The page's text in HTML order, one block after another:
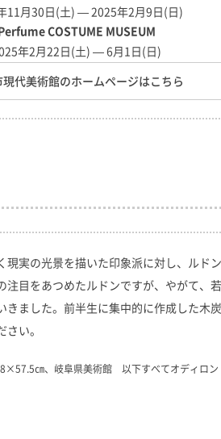
11月30日(土) — 2025年2月9日(日)
COSTUME MUSEUM
年2月22日(土) — 6月1日(日)
現代美術館のホームページはこちら
実の光景を描いた印象派に対し、ルド
目をあつめたルドンですが、やがて、
ました。前半生に集中的に作成した木
い。
㎝、岐阜県美術館 以下すべてオディロン